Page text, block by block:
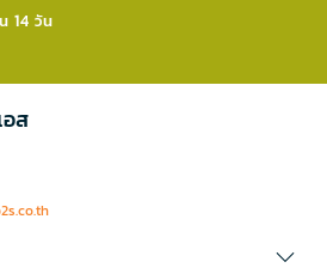
14 วัน
ส